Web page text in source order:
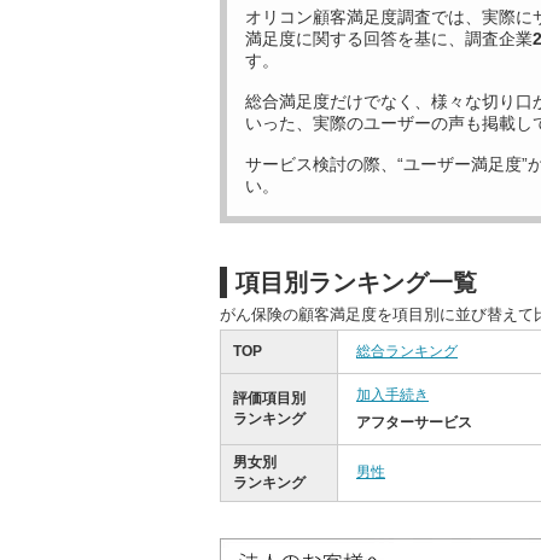
オリコン顧客満足度調査では、実際に
満足度に関する回答を基に、調査企業
す。
総合満足度だけでなく、様々な切り口
いった、実際のユーザーの声も掲載し
サービス検討の際、“ユーザー満足度”
い。
項目別ランキング一覧
がん保険の顧客満足度を項目別に並び替えて
TOP 総合ランキング
評価項目別
ランキング
加入手続き
アフターサービス
男女別
ランキング
男性